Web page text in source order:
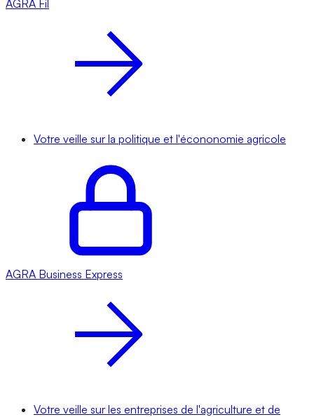
AGRA Fil
Votre veille sur la politique et l'écononomie agricole
AGRA Business Express
Votre veille sur les entreprises de l'agriculture et de